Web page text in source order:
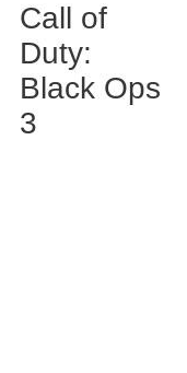
Call of
Duty:
Black Ops
3